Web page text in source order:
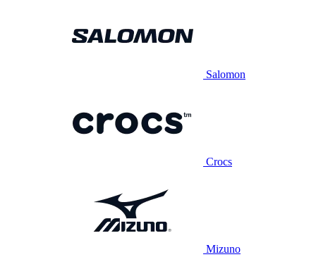
Salomon
Crocs
Mizuno